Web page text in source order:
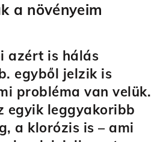
a növényeim
azért is hálás
egyből jelzik is
probléma van velük.
egyik leggyakoribb
a klorózis is – ami